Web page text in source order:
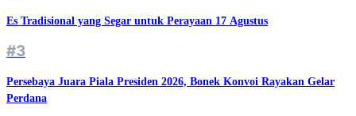
Es Tradisional yang Segar untuk Perayaan 17 Agustus
#3
Persebaya Juara Piala Presiden 2026, Bonek Konvoi Rayakan Gelar
Perdana